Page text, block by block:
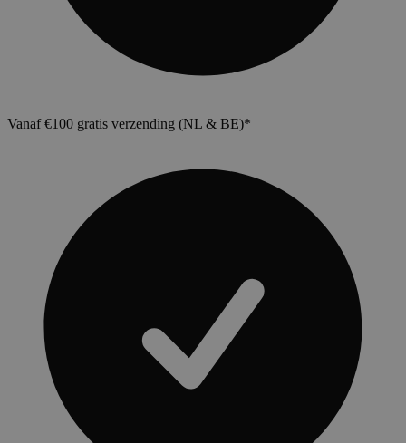
Vanaf €100 gratis verzending (NL & BE)*